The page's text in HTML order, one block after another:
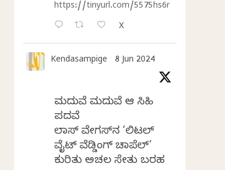
https://tinyurl.com/5575hs6r
X
Kendasampige 8 Jun 2024
ಮದುವೆ ಮದುವೆ ಆ ಸಿಹಿ
ಪದವೆ
ಲಾಸ್‌ ವೇಗಸ್‌ನ ‘ಲಿಟಲ್
ವೈಟ್ ವೆಡ್ಡಿಂಗ್ ಚಾಪೆಲ್’
ಕುರಿತು ಅಚಲ ಸೇತು ಬರಹ